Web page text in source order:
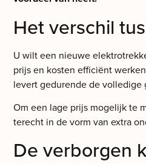
Het verschil
U wilt een nieuwe
prijs en kosten efficiënt
levert gedurende de volledige
Om een lage prijs mogelijk te
terecht in de vorm van extra
De verborgen